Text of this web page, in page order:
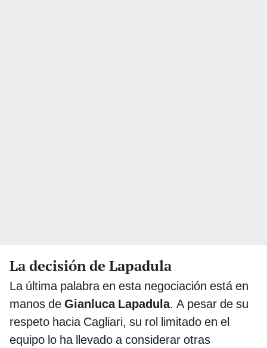
La decisión de Lapadula
La última palabra en esta negociación está en
manos de Gianluca Lapadula. A pesar de su
respeto hacia Cagliari, su rol limitado en el
equipo lo ha llevado a considerar otras